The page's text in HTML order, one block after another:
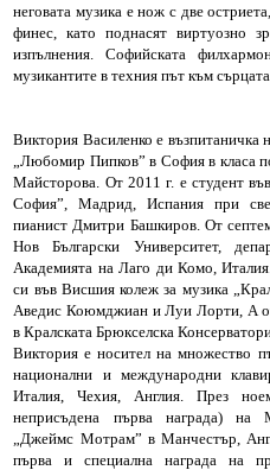
неговата музика е нож с две
финес, като поднасят виртуозно
изпълнения. Софийската
музикантите в техния път към
Виктория Василенко е
„Любомир Пипков” в София в класа
Майсторова. От 2011 г. е студент
София”, Мадрид, Испания при
пианист Дмитри Башкиров. От
Нов Български Университет,
Академията на Лаго ди Комо,
си във Висшия колеж за музика
Аведис Коюмджиан и Луи Лорти, А
в Кралската Брюкселска
Виктория е носител на множество
национални и международни
Италия, Чехия, Англия. През
неприсъдена първа награда) на
„Джеймс Мотрам” в Манчестър,
първа и специална награда на